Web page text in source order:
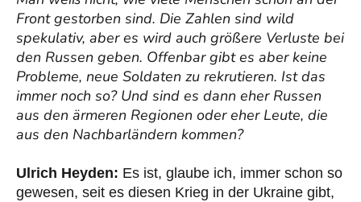
Front gestorben sind. Die Zahlen sind wild
spekulativ, aber es wird auch größere Verluste bei
den Russen geben. Offenbar gibt es aber keine
Probleme, neue Soldaten zu rekrutieren. Ist das
immer noch so? Und sind es dann eher Russen
aus den ärmeren Regionen oder eher Leute, die
aus den Nachbarländern kommen?
Ulrich Heyden: Es ist, glaube ich, immer schon so
gewesen, seit es diesen Krieg in der Ukraine gibt,